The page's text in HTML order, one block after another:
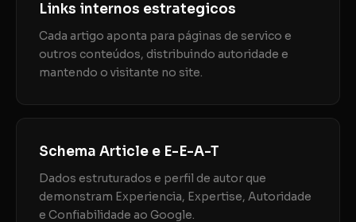
Links internos estrategicos
Cada artigo aponta para páginas de servico e
outros conteúdos, distribuindo autoridade e
mantendo o visitante no site.
Schema Article e E-E-A-T
Dados estruturados e perfil de autor que
demonstram Experiencia, Expertise, Autoridade
e Confiabilidade ao Google.